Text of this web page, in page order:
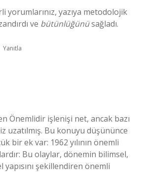
yorumlarınız, yazıya metodolojik
ve bütünlüğünüsağladı.
Yanıtla
Önemlidir işlenişi net, ancak bazı
uzatılmış. Bu konuyu düşününce
bir ek var: 1962 yılının önemli
Bu olaylar, dönemin bilimsel,
şekillendiren önemli